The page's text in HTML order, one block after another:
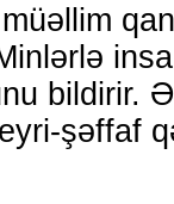
bildirir.
şəffaf